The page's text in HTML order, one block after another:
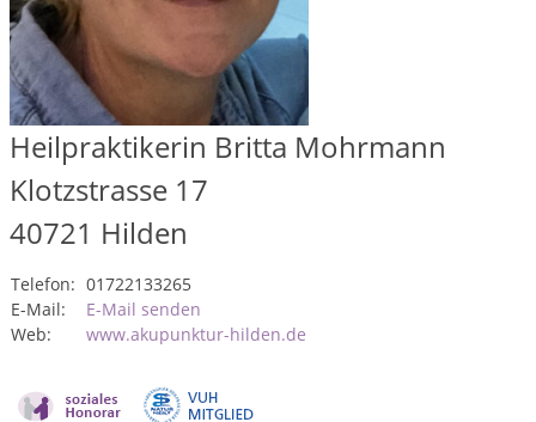
Heilpraktikerin Britta Mohrmann
Klotzstrasse 17
40721 Hilden
Telefon: 01722133265
E-Mail:
E-Mail senden
Web:
www.akupunktur-hilden.de